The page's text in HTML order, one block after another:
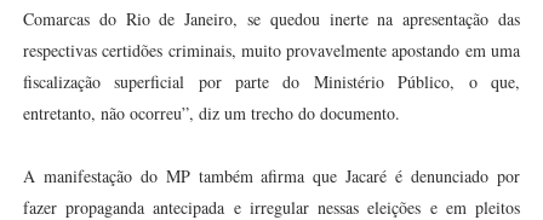
Comarcas do Rio de Janeiro, se quedou inerte na apresentação das
respectivas certidões criminais, muito provavelmente apostando em uma
fiscalização superficial por parte do Ministério Público, o que,
entretanto, não ocorreu”, diz um trecho do documento.
A manifestação do MP também afirma que Jacaré é denunciado por
fazer propaganda antecipada e irregular nessas eleições e em pleitos